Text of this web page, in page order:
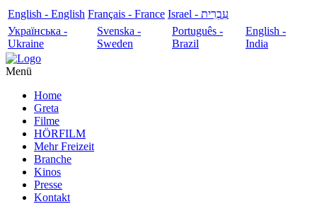
English - English Français - France
עִבְרִית - Israel
Українська -
Ukraine
Svenska -
Sweden
Português -
Brazil
English -
India
Menü
Home
Greta
Filme
HÖRFILM
Mehr Freizeit
Branche
Kinos
Presse
Kontakt